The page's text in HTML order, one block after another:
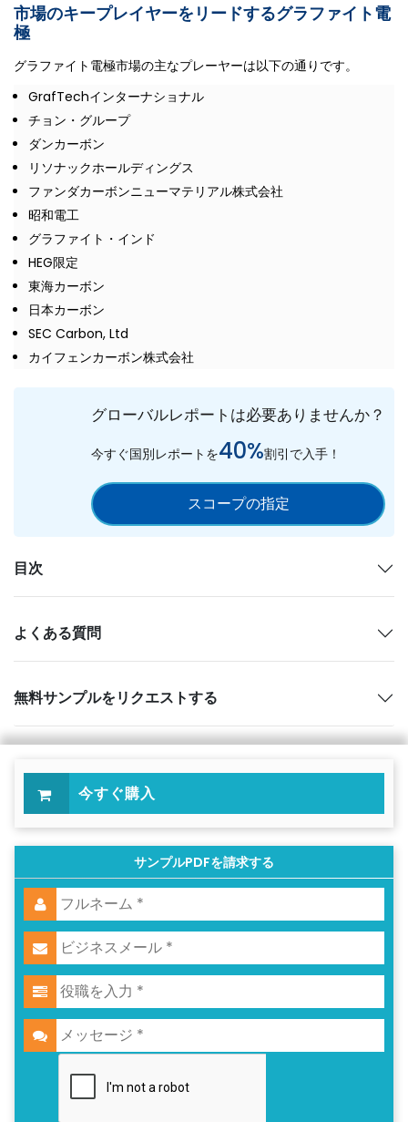
市場のキープレイヤーをリードするグラファイト電
極
グラファイト電極市場の主なプレーヤーは以下の通りです。
GrafTechインターナショナル
チョン・グループ
ダンカーボン
リソナックホールディングス
ファンダカーボンニューマテリアル株式会社
昭和電工
グラファイト・インド
HEG限定
東海カーボン
日本カーボン
SEC Carbon, Ltd
カイフェンカーボン株式会社
グローバルレポートは必要ありませんか？
今すぐ国別レポートを40%割引で入手！
スコープの指定
目次
よくある質問
無料サンプルをリクエストする
今すぐ購入
サンプルPDFを請求する